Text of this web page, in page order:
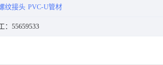
纹接头 PVC-U管材
：55659533